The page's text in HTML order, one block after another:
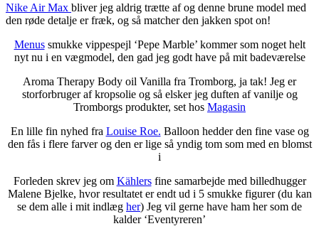
Nike Air Max bliver jeg aldrig trætte af og denne brune model med
den røde detalje er fræk, og så matcher den jakken spot on!
Menussmukke vippespejl ‘Pepe Marble’ kommer som noget helt
nyt nu i en vægmodel, den gad jeg godt have på mit badeværelse
Aroma Therapy Body oil Vanilla fra Tromborg, ja tak! Jeg er
storforbruger af kropsolie og så elsker jeg duften af vanilje og
Tromborgs produkter, set hos Magasin
En lille fin nyhed fra Louise Roe. Balloon hedder den fine vase og
den fås i flere farver og den er lige så yndig tom som med en blomst
i
Forleden skrev jeg om Kählersfine samarbejde med billedhugger
Malene Bjelke, hvor resultatet er endt ud i 5 smukke figurer (du kan
se dem alle i mit indlæg her) Jeg vil gerne have ham her som de
kalder ‘Eventyreren’